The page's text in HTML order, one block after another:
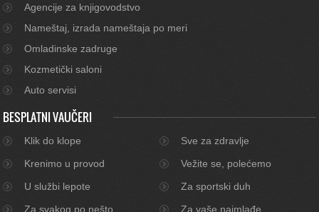
Agencije za knjigovodstvo
Nameštaj, izrada nameštaja po meri
Omladinske zadruge
Kozmetički saloni
Auto servisi
BESPLATNI VAUČERI
Klik do klope
Sve za zdravlje
Krenimo u provod
Vežite se, polećemo
U službi lepote
Za sportski duh
Za svakog po nešto
Za vaše najmlađe